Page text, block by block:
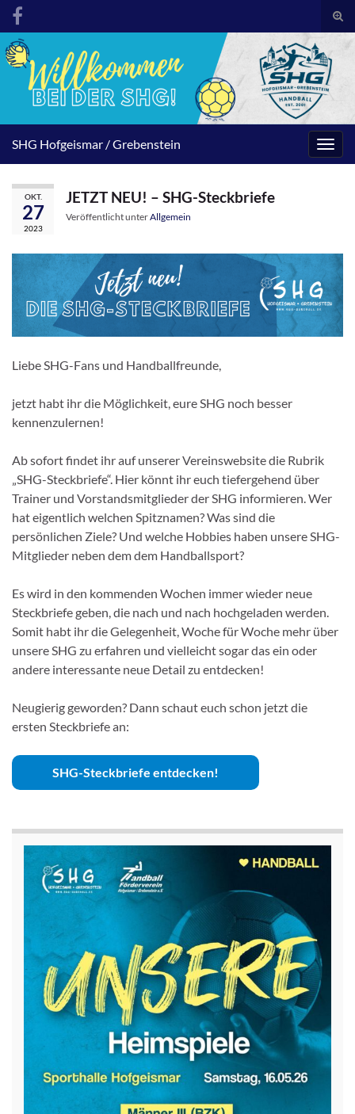
SHG Hofgeismar / Grebenstein
OKT.
27
2023
JETZT NEU! – SHG-Steckbriefe
Veröffentlicht unterAllgemein
Liebe SHG-Fans und Handballfreunde,
jetzt habt ihr die Möglichkeit, eure SHG noch besser
kennenzulernen!
Ab sofort findet ihr auf unserer Vereinswebsite die Rubrik
„SHG-Steckbriefe“. Hier könnt ihr euch tiefergehend über
Trainer und Vorstandsmitglieder der SHG informieren. Wer
hat eigentlich welchen Spitznamen? Was sind die
persönlichen Ziele? Und welche Hobbies haben unsere SHG-
Mitglieder neben dem dem Handballsport?
Es wird in den kommenden Wochen immer wieder neue
Steckbriefe geben, die nach und nach hochgeladen werden.
Somit habt ihr die Gelegenheit, Woche für Woche mehr über
unsere SHG zu erfahren und vielleicht sogar das ein oder
andere interessante neue Detail zu entdecken!
Neugierig geworden? Dann schaut euch schon jetzt die
ersten Steckbriefe an:
SHG-Steckbriefe entdecken!